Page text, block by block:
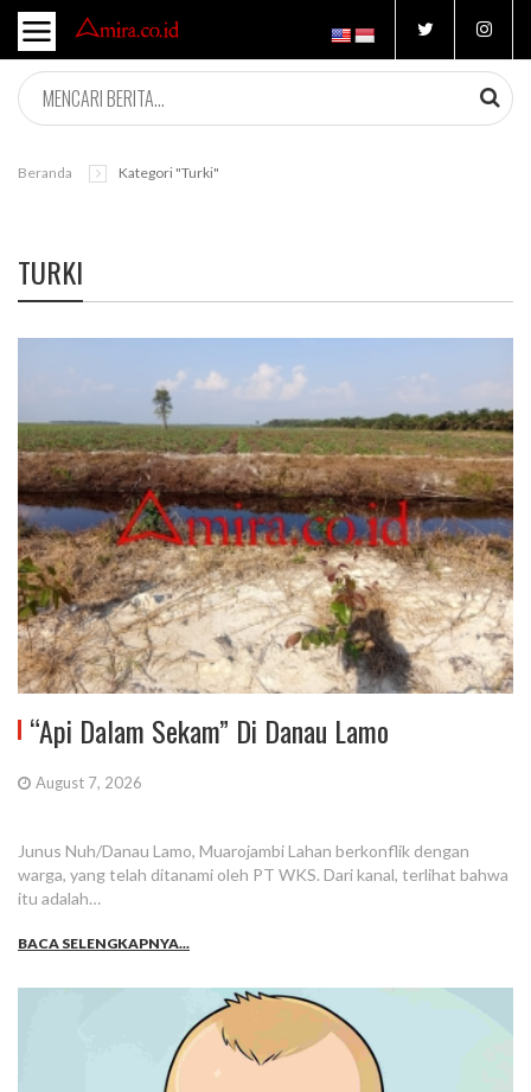
Beranda Kategori "turki"
TURKI
“Api Dalam Sekam” Di Danau Lamo
August 7, 2026
Junus Nuh/Danau Lamo, Muarojambi Lahan berkonflik dengan
warga, yang telah ditanami oleh PT WKS. Dari kanal, terlihat bahwa
itu adalah…
BACA SELENGKAPNYA...